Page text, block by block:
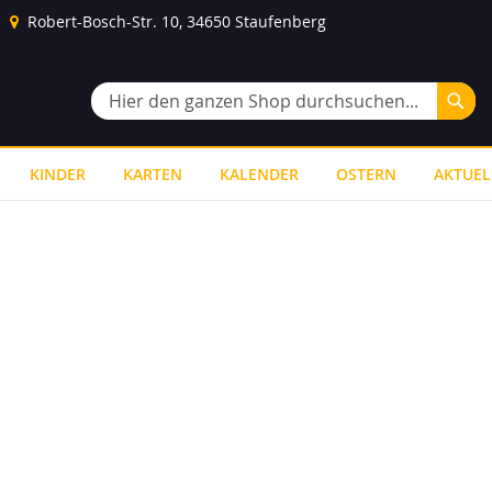
Robert-Bosch-Str. 10, 34650 Staufenberg
Suche
KINDER KARTEN KALENDER OSTERN